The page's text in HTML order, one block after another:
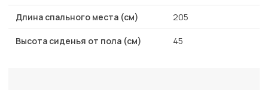
Длина спального места (см) 205
Высота сиденья от пола (см) 45